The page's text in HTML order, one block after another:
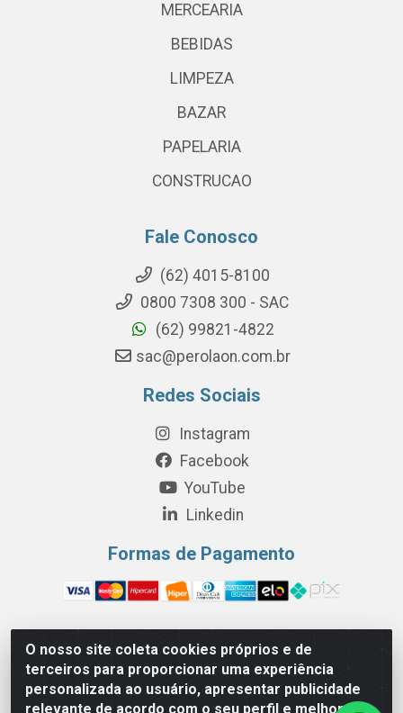
O nosso site coleta cookies próprios e de
terceiros para proporcionar uma experiência
personalizada ao usuário, apresentar publicidade
relevante de acordo com o seu perfil e melhorar a
MERCEARIA
BEBIDAS
LIMPEZA
BAZAR
PAPELARIA
CONSTRUCAO
Fale Conosco
(62) 4015-8100
0800 7308 300 - SAC
(62) 99821-4822
sac@perolaon.com.br
Redes Sociais
Instagram
Facebook
YouTube
Linkedin
Formas de Pagamento
Perola Distribuição e Logística S/A - Av. Anhanguera km 24 N°
200 Bloco 12-A -Jardim Jaraguá, São Paulo/SP - Cep 05.275-
000 - CNPJ 06.204.131/0001-77